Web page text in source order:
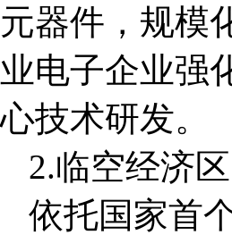
元器件，规模
业电子企业强
心技术研发。
2.临空经济区
依托国家首